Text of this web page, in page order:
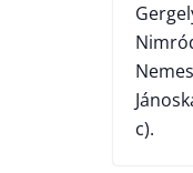
c).